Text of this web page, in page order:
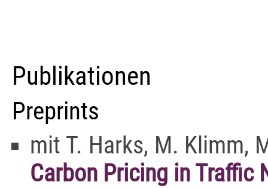
Publikationen
Preprints
mit T. Harks, M. Klimm,
Carbon Pricing in Traffic